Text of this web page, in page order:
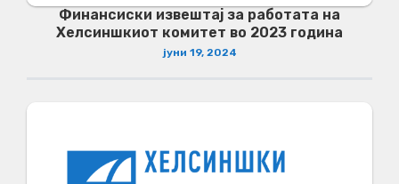
Финансиски извештај за работата на
Хелсиншкиот комитет во 2023 година
јуни 19, 2024